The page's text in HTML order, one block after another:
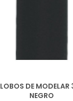
DE MODELAR
NEGRO